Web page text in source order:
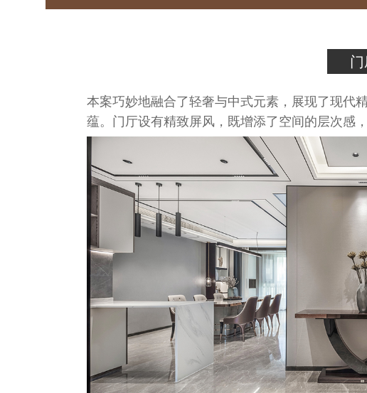
本案巧妙地融合了轻奢与中式元素，展现了现代
蕴。门厅设有精致屏风，既增添了空间的层次感